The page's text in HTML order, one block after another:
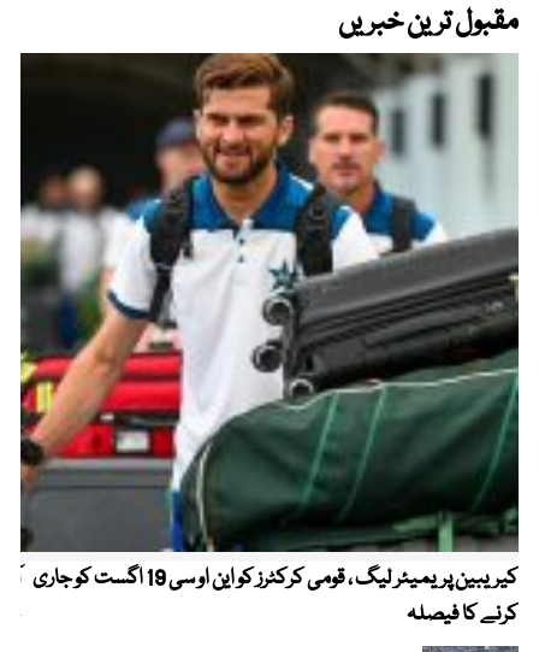
مقبول ترین خبریں
کیریبین پریمیئر لیگ ، قومی کرکٹرز کو این او سی 19 اگست کو جاری
کرنے کا فیصلہ